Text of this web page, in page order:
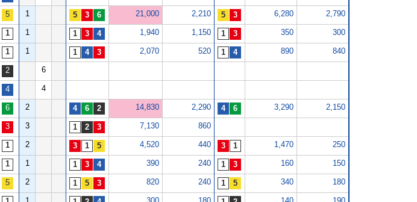
1 21,000 2,210 6,280 2,790
1 1,940 1,150 350 300
1 2,070 520 890 840
6
4
2 14,830 2,290 3,290 2,150
3 7,130 860
2 4,520 440 1,470 250
1 390 240 160 150
2 820 240 340 180